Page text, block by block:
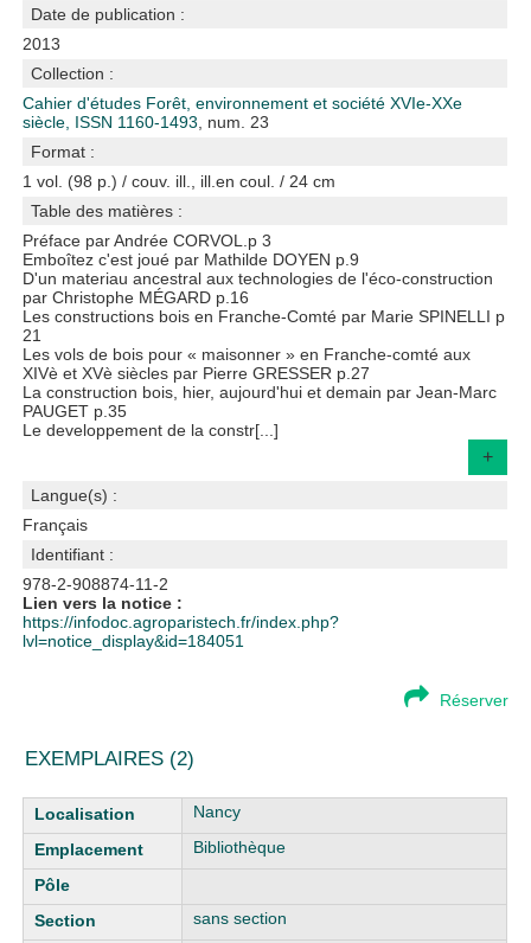
Date de publication :
2013
Collection :
Cahier d'études Forêt, environnement et société XVIe-XXe
siècle, ISSN 1160-1493 , num. 23
Format :
1 vol. (98 p.) / couv. ill., ill.en coul. / 24 cm
Table des matières :
Préface par Andrée CORVOL.p 3
Emboîtez c'est joué par Mathilde DOYEN p.9
D'un materiau ancestral aux technologies de l'éco-construction
par Christophe MÉGARD p.16
Les constructions bois en Franche-Comté par Marie SPINELLI p
21
Les vols de bois pour « maisonner » en Franche-comté aux
XIVè et XVè siècles par Pierre GRESSER p.27
La construction bois, hier, aujourd'hui et demain par Jean-Marc
PAUGET p.35
Le developpement de la constr[...]
+
Langue(s) :
Français
Identifiant :
978-2-908874-11-2
Lien vers la notice :
https://infodoc.agroparistech.fr/index.php?
lvl=notice_display&id=184051
Réserver
EXEMPLAIRES (2)
Liste des exemplaires
Nancy
Bibliothèque
sans section